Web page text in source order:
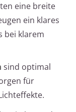
eine breite
ein klares
bei klarem
sind optimal
für